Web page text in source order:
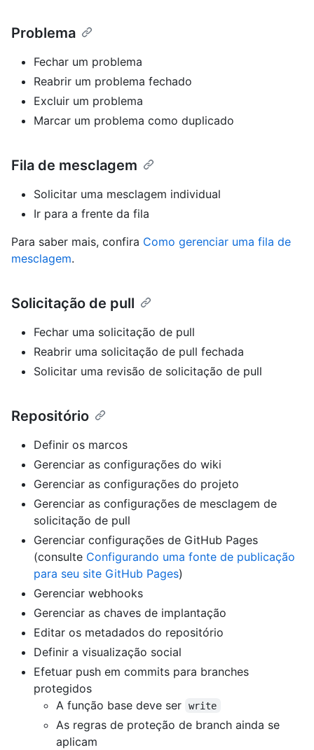
Problema
Fechar um problema
Reabrir um problema fechado
Excluir um problema
Marcar um problema como duplicado
Fila de mesclagem
Solicitar uma mesclagem individual
Ir para a frente da fila
Para saber mais, confira Como gerenciar uma fila de
mesclagem.
Solicitação de pull
Fechar uma solicitação de pull
Reabrir uma solicitação de pull fechada
Solicitar uma revisão de solicitação de pull
Repositório
Definir os marcos
Gerenciar as configurações do wiki
Gerenciar as configurações do projeto
Gerenciar as configurações de mesclagem de
solicitação de pull
Gerenciar configurações de GitHub Pages
(consulte Configurando uma fonte de publicação
para seu site GitHub Pages)
Gerenciar webhooks
Gerenciar as chaves de implantação
Editar os metadados do repositório
Definir a visualização social
Efetuar push em commits para branches
protegidos
A função base deve ser
write
As regras de proteção de branch ainda se
aplicam